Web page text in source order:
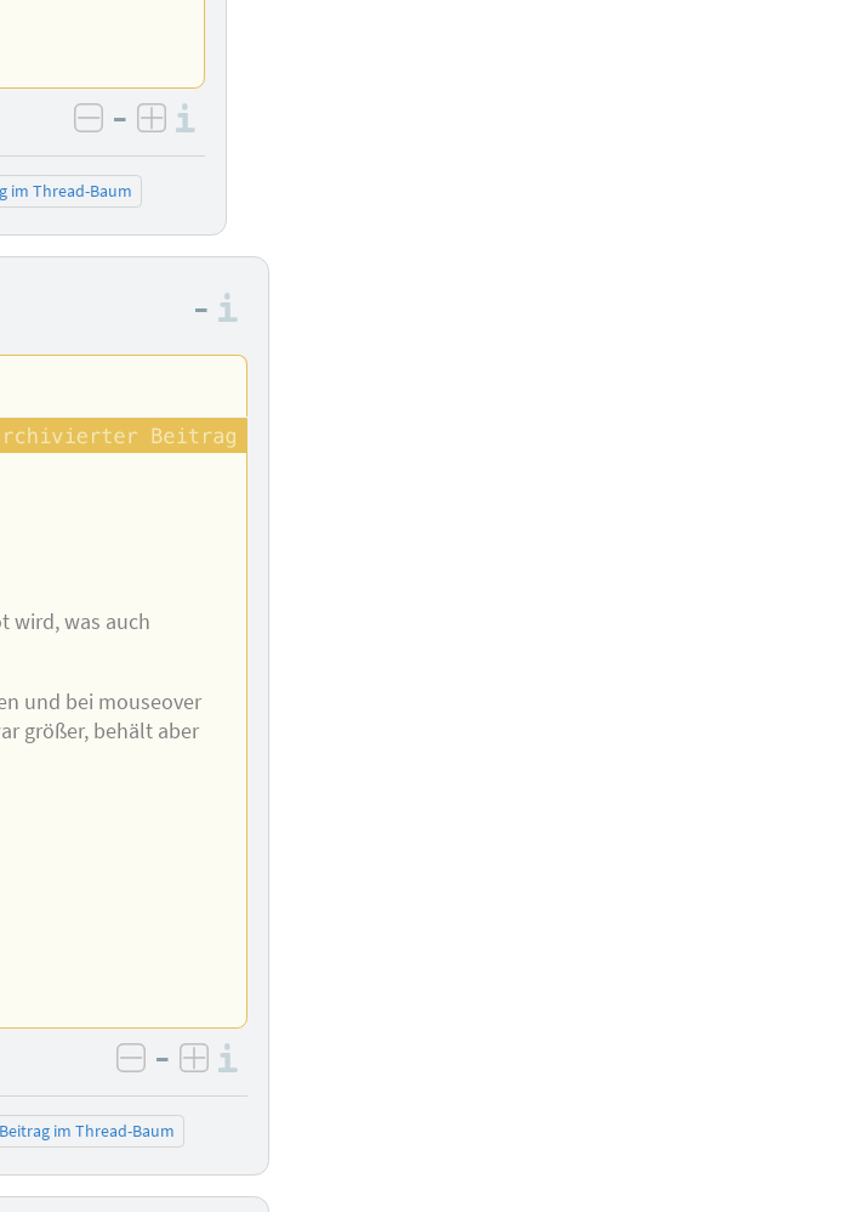
negativ bewerten
– positiv bewerten
im Thread-Baum
–
wird, was auch
und bei mouseover
größer, behält aber
negativ bewerten
– positiv bewerten
Beitrag im Thread-Baum